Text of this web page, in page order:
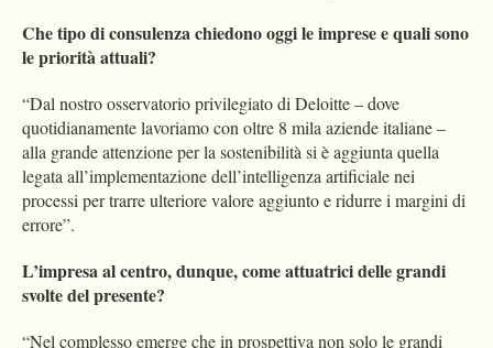
Che tipo di consulenza chiedono oggi le imprese e quali sono
le priorità attuali?
“Dal nostro osservatorio privilegiato di Deloitte – dove
quotidianamente lavoriamo con oltre 8 mila aziende italiane –
alla grande attenzione per la sostenibilità si è aggiunta quella
legata all’implementazione dell’intelligenza artificiale nei
processi per trarre ulteriore valore aggiunto e ridurre i margini di
errore”.
L’impresa al centro, dunque, come attuatrici delle grandi
svolte del presente?
“Nel complesso emerge che in prospettiva non solo le grandi